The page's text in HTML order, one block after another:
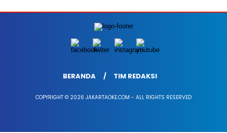
BERANDA TIM REDAKSI
COPYRIGHT © 2026 JAKARTAOKE.COM - ALL RIGHTS RESERVED